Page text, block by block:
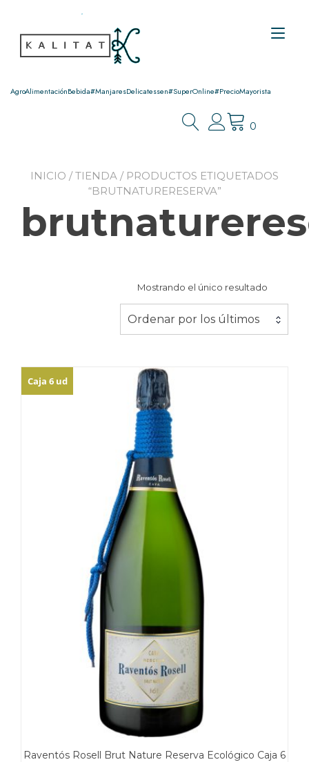
contenido
AgroAlimentaciónBebida#ManjaresDelicatessen#SuperOnline#PrecioMayorista
0
INICIO /TIENDA / PRODUCTOS ETIQUETADOS
“BRUTNATURERESERVA”
Mostrando el único resultado
Ordenar por los últimos
Caja 6 ud
Raventós Rosell Brut Nature Reserva Ecológico Caja 6